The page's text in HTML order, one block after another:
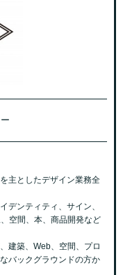
主としたデザイン業務全
デンティティ、サイン、
空間、本、商品開発など
建築、Web、空間、プロ
バックグラウンドの方か